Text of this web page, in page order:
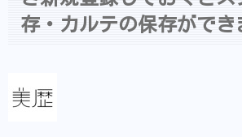
存・カルテの保存ができ